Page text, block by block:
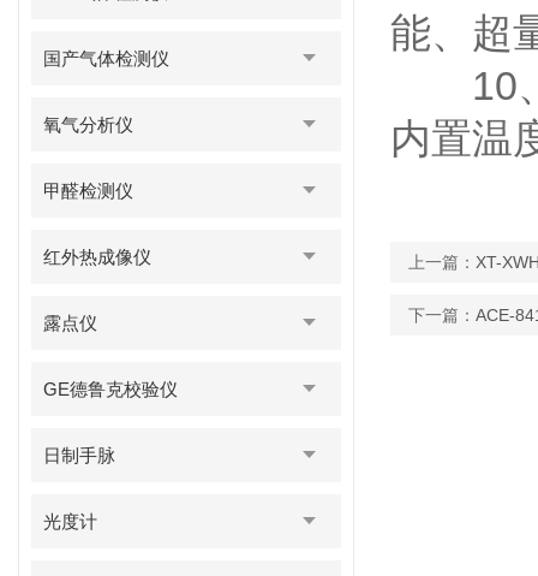
国产气体检测仪
氧气分析仪
甲醛检测仪
红外热成像仪
露点仪
GE德鲁克校验仪
日制手脉
光度计
能、超
10、
内置温
上一篇： XT-
下一篇： ACE-